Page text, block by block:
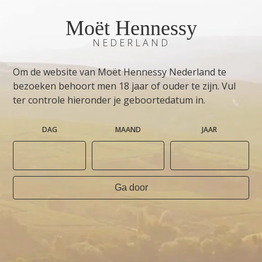
Moët Hennessy
NEDERLAND
Om de website van Moët Hennessy Nederland te
bezoeken behoort men 18 jaar of ouder te zijn. Vul
ter controle hieronder je geboortedatum in.
DAG MAAND JAAR